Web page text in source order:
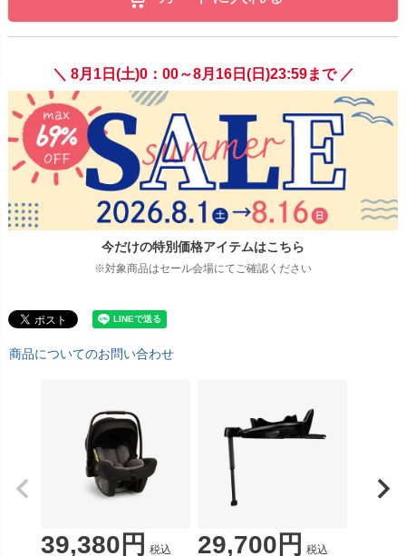
＼ 8月1日(土)0：00～8月16日(日)23:59まで ／
今だけの特別価格アイテムはこちら
※対象商品はセール会場にてご確認ください
商品についてのお問い合わせ
39,380 税込 29,700 税込